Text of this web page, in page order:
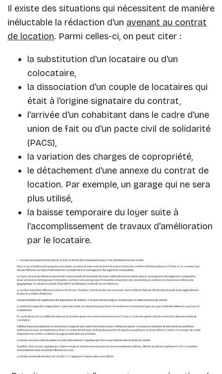
Il existe des situations qui nécessitent de manière
inéluctable la rédaction d'un avenant au contrat
de location. Parmi celles-ci, on peut citer :
la substitution d'un locataire ou d'un
colocataire,
la dissociation d'un couple de locataires qui
était à l'origine signataire du contrat,
l'arrivée d'un cohabitant dans le cadre d'une
union de fait ou d'un pacte civil de solidarité
(PACS),
la variation des charges de copropriété,
le détachement d'une annexe du contrat de
location. Par exemple, un garage qui ne sera
plus utilisé,
la baisse temporaire du loyer suite à
l'accomplissement de travaux d'amélioration
par le locataire.